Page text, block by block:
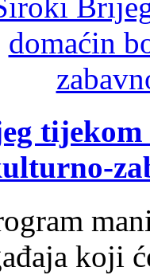
tijekom
koji